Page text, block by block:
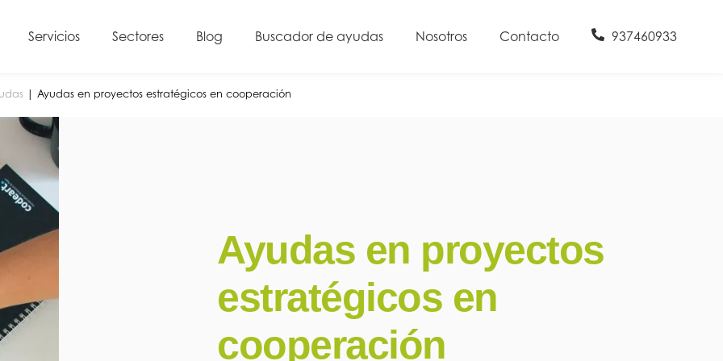
Servicios Sectores Blog Buscador de ayudas Nosotros Contacto 937460933
|Ayudas en proyectos estratégicos en cooperación
Ayudas en proyectos
estratégicos en
cooperación